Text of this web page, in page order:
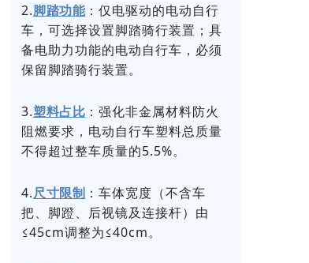
2.脚踏功能：仅电驱动的电动自行
车，可选择设置脚踏骑行装置；具
备电助力功能的电动自行车，必须
保留脚踏骑行装置。
3.塑料占比 ：强化非金属材料防火
阻燃要求，电动自行车塑料总质量
不得超过整车质量的5.5%。
4. 尺寸限制 ：车体宽度（不含车
把、脚蹬、后视镜及连接杆）由
≤45cm调整为≤40cm。